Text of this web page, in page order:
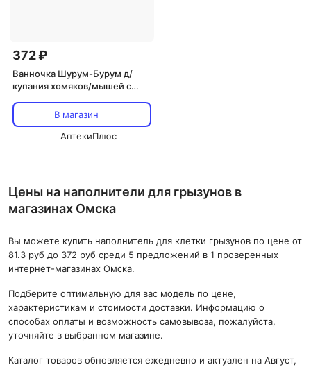
372 ₽
Ванночка Шурум-Бурум д/
купания хомяков/мышей с
В магазин
АптекиПлюс
Цены на наполнители для грызунов в
магазинах Омска
Вы можете купить наполнитель для клетки грызунов по цене от
81.3 руб до 372 руб среди 5 предложений в 1 проверенных
интернет-магазинах Омска.
Подберите оптимальную для вас модель по цене,
характеристикам и стоимости доставки. Информацию о
способах оплаты и возможность самовывоза, пожалуйста,
уточняйте в выбранном магазине.
Каталог товаров обновляется ежедневно и актуален на Август,